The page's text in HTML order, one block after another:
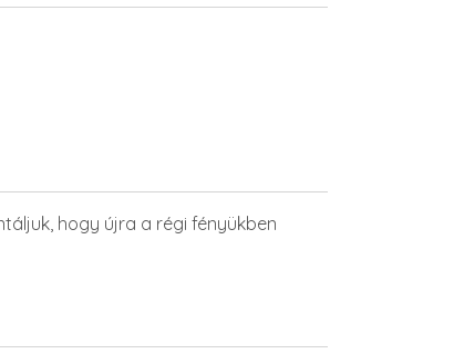
hogy újra a régi fényükben